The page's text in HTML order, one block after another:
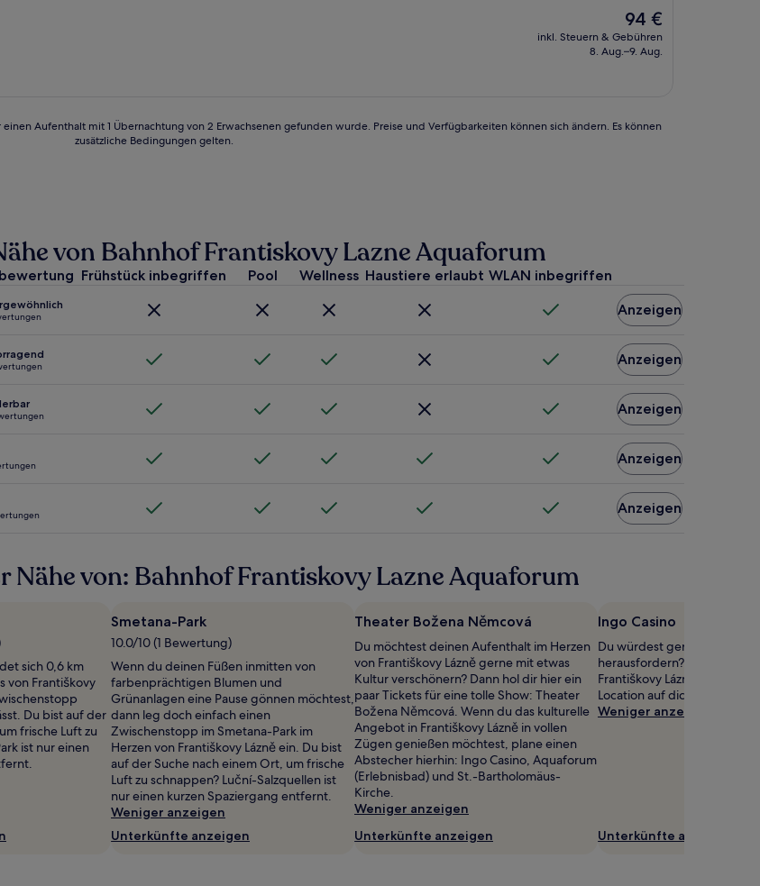
Der
Preis
beträgt
94 €
inkl. Steuern & Gebühren
8. Aug.–9. Aug.
Aufenthalt mit 1 Übernachtung von 2 Erwachsenen gefunden wurde. Preise und Verfügbarkeiten können sich ändern. Es können
zusätzliche Bedingungen gelten.
von Bahnhof Frantiskovy Lazne Aquaforum
Frühstück inbegriffen Pool Wellness Haustiere erlaubt WLAN inbegriffen
Anzeigen
Anzeigen
Anzeigen
Anzeigen
Anzeigen
Nähe von: Bahnhof Frantiskovy Lazne Aquaforum
sich 0,6 km
von Františkovy
Du bist auf der
frische Luft zu
ist nur einen
Smetana-Park
10.0/10 (1 Bewertung)
Wenn du deinen Füßen inmitten von
farbenprächtigen Blumen und
Grünanlagen eine Pause gönnen möchtest,
dann leg doch einfach einen
Zwischenstopp im Smetana-Park im
Herzen von Františkovy Lázně ein. Du bist
auf der Suche nach einem Ort, um frische
Luft zu schnappen? Luční-Salzquellen ist
nur einen kurzen Spaziergang entfernt.
Weniger anzeigen
Unterkünfte anzeigen
Theater Božena Němcová
Du möchtest deinen Aufenthalt im Herzen
von Františkovy Lázně gerne mit etwas
Kultur verschönern? Dann hol dir hier ein
paar Tickets für eine tolle Show: Theater
Božena Němcová. Wenn du das kulturelle
Angebot in Františkovy Lázně in vollen
Zügen genießen möchtest, plane einen
Abstecher hierhin: Ingo Casino, Aquaforum
(Erlebnisbad) und St.-Bartholomäus-
Kirche.
Weniger anzeigen
Unterkünfte anzeigen
Ingo Casino
Du würdest gerne mal
herausfordern? Im Zentrum
Františkovy Lázně wartet
Location auf dich: Ingo
Weniger anzeigen
Unterkünfte anzeigen